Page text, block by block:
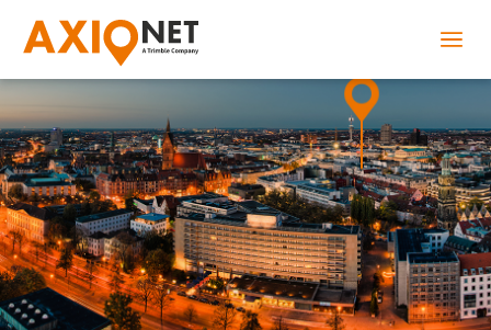
Branchen
Landwirtschaft
Versorgungswirtschaft FarmRTK